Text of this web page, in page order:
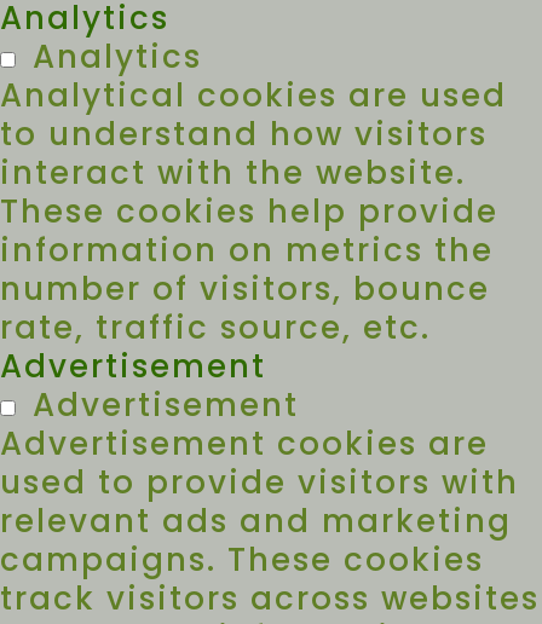
Analytics
Analytics
Analytical cookies are used
to understand how visitors
interact with the website.
These cookies help provide
information on metrics the
number of visitors, bounce
rate, traffic source, etc.
Advertisement
Advertisement
Advertisement cookies are
used to provide visitors with
relevant ads and marketing
campaigns. These cookies
track visitors across websites